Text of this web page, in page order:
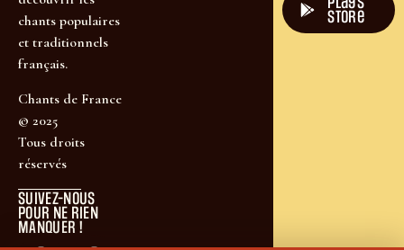
chants populaires
et traditionnels
français.
Chants de France
© 2025
Tous droits
réservés
SUIVEZ-NOUS
POUR NE RIEN
MANQUER !
store